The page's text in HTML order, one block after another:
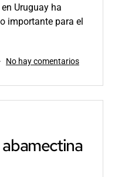
Uruguay ha
importante para el
No hay comentariosen
trampas
y
rojo